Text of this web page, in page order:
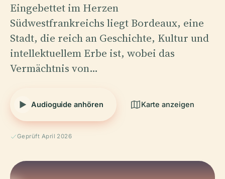
Eingebettet im Herzen
Südwestfrankreichs liegt Bordeaux, eine
Stadt, die reich an Geschichte, Kultur und
intellektuellem Erbe ist, wobei das
Vermächtnis von…
Audioguide anhören Karte anzeigen
Geprüft April 2026